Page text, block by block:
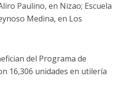
Paulino, en Nizao; Escuela
Medina, en Los
del Programa de
16,306 unidades en utilería